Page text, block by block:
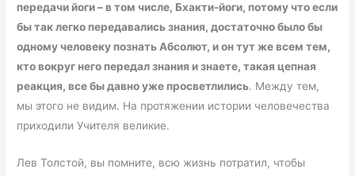
передачи йоги – в том числе, Бхакти-йоги, потому что если
бы так легко передавались знания, достаточно было бы
одному человеку познать Абсолют, и он тут же всем тем,
кто вокруг него передал знания и знаете, такая цепная
реакция, все бы давно уже просветлились. Между тем,
мы этого не видим. На протяжении истории человечества
приходили Учителя великие.
Лев Толстой, вы помните, всю жизнь потратил, чтобы